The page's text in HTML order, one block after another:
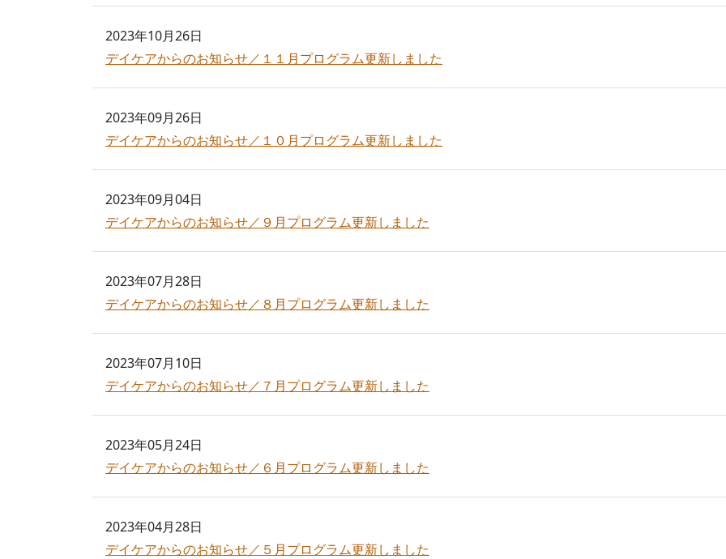
2023年10月26日
デイケアからのお知らせ／１１月プログラム更新しました
2023年09月26日
デイケアからのお知らせ／１０月プログラム更新しました
2023年09月04日
デイケアからのお知らせ／９月プログラム更新しました
2023年07月28日
デイケアからのお知らせ／８月プログラム更新しました
2023年07月10日
デイケアからのお知らせ／７月プログラム更新しました
2023年05月24日
デイケアからのお知らせ／６月プログラム更新しました
2023年04月28日
デイケアからのお知らせ／５月プログラム更新しました